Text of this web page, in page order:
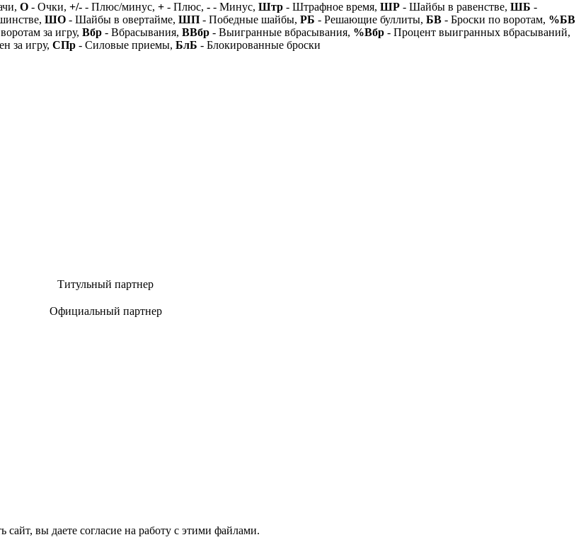
О - Очки, +/- - Плюс/минус, + - Плюс, - - Минус, Штр - Штрафное время, ШР - Шайбы в равенстве, ШБ -
ШО - Шайбы в овертайме, ШП - Победные шайбы, РБ - Решающие буллиты, БВ - Броски по воротам, %БВ
за игру, Вбр - Вбрасывания, ВВбр - Выигранные вбрасывания, %Вбр - Процент выигранных вбрасываний,
за игру, СПр - Силовые приемы, БлБ - Блокированные броски
Титульный партнер
Официальный партнер
вы даете согласие на работу с этими файлами.